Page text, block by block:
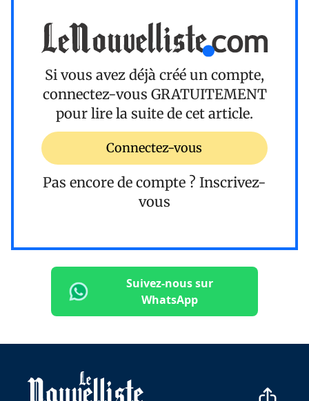
Si vous avez déjà créé un compte,
connectez-vous GRATUITEMENT
pour lire la suite de cet article.
Connectez-vous
Pas encore de compte ? Inscrivez-
vous
Suivez-nous sur
WhatsApp